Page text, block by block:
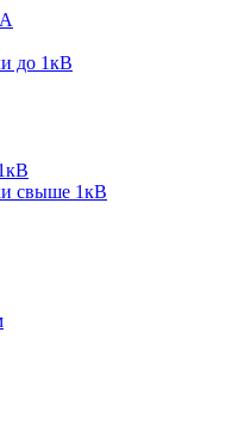
до 1кВ
свыше 1кВ